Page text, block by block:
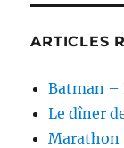
ARTICLES
Batman –
Le dîner
Marathon